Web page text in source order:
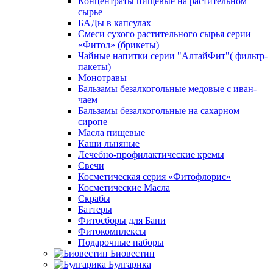
сырье
БАДы в капсулах
Смеси сухого растительного сырья серии
«Фитол» (брикеты)
Чайные напитки серии "АлтайФит"( фильтр-
пакеты)
Монотравы
Бальзамы безалкогольные медовые с иван-
чаем
Бальзамы безалкогольные на сахарном
сиропе
Масла пищевые
Каши льняные
Лечебно-профилактические кремы
Свечи
Косметическая серия «Фитофлорис»
Косметические Масла
Скрабы
Баттеры
Фитосборы для Бани
Фитокомплексы
Подарочные наборы
Биовестин
Булгарика